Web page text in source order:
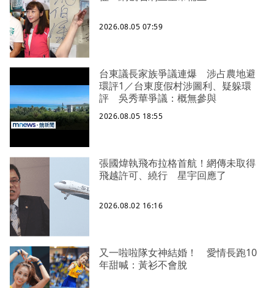
2026.08.05 07:59
台東議長家族爭議連爆 涉占農地避
環評1／台東度假村涉圖利、疑躲環
評 吳秀華爭議：概無參與
2026.08.05 18:55
張國煒執飛布拉格首航！網傳未取得
飛越許可、繞行 星宇回應了
2026.08.02 16:16
又一啦啦隊女神結婚！ 愛情長跑10
年甜喊：黃衫不會脫